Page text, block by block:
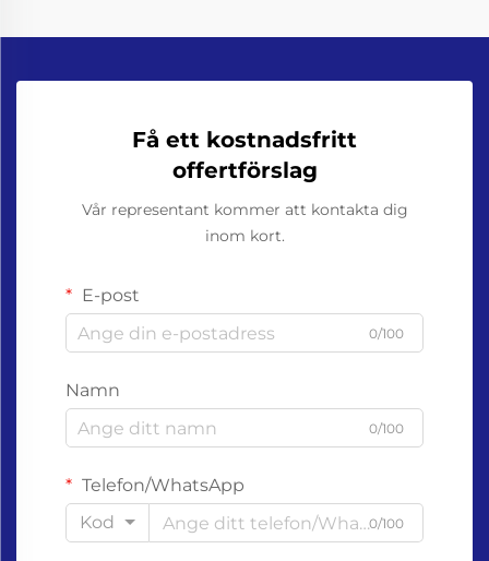
Få ett kostnadsfritt
offertförslag
Vår representant kommer att kontakta dig
inom kort.
E-post
0/100
Namn
0/100
Telefon/WhatsApp
Kod
0/100